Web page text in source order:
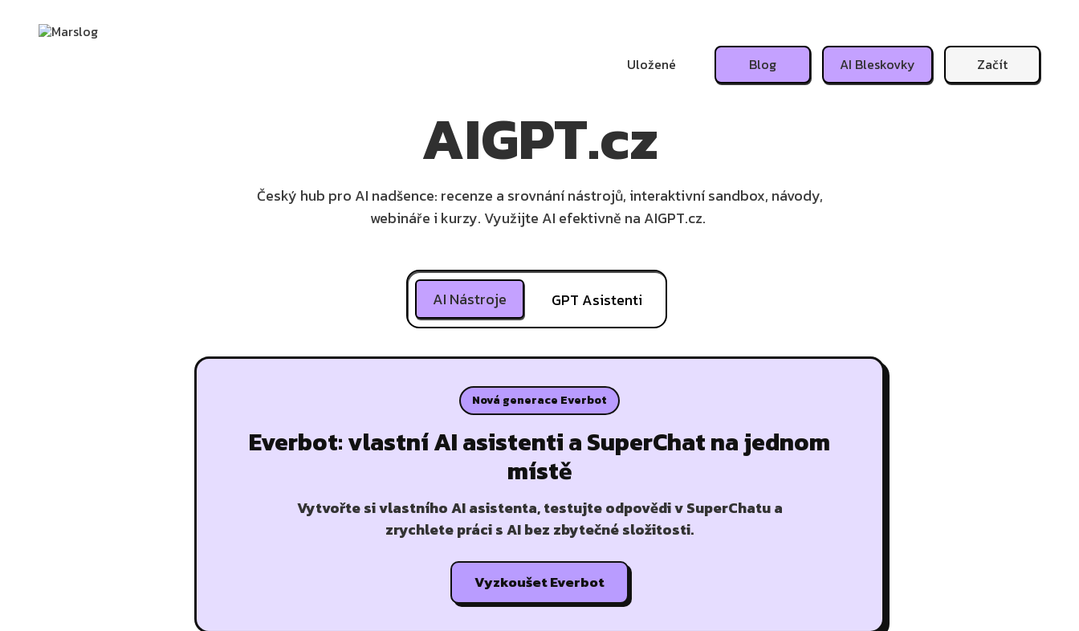
Uložené Začít
AI Bleskovky
Blog
AIGPT.cz
Český hub pro AI nadšence: recenze a srovnání nástrojů, interaktivní sandbox, návody,
webináře i kurzy. Využijte AI efektivně na AIGPT.cz.
AI Nástroje GPT Asistenti
Nová generace Everbot
Everbot: vlastní AI asistenti a SuperChat na jednom
místě
Vytvořte si vlastního AI asistenta, testujte odpovědi v SuperChatu a
zrychlete práci s AI bez zbytečné složitosti.
Vyzkoušet Everbot